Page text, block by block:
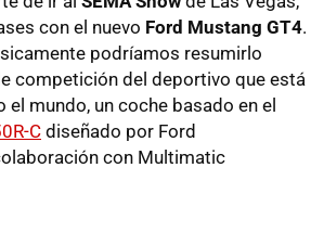
con el nuevo Ford Mustang GT4.
podríamos resumirlo
competición del deportivo que está
el mundo, un coche basado en el
C diseñado por Ford
con Multimatic